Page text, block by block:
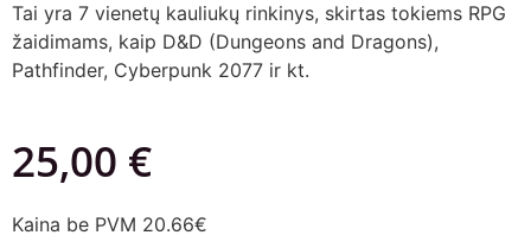
Tai yra 7 vienetų kauliukų rinkinys, skirtas tokiems RPG
žaidimams, kaip D&D (Dungeons and Dragons),
Pathfinder, Cyberpunk 2077 ir kt.
25,00 €
Kaina be PVM 20.66€